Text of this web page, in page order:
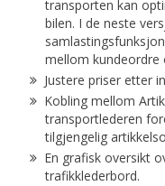
transporten kan
bilen. I de neste
mellom kundeordre
Justere priser etter
Kobling mellom
transportlederen
tilgjengelig
En grafisk oversikt
trafikklederbord.